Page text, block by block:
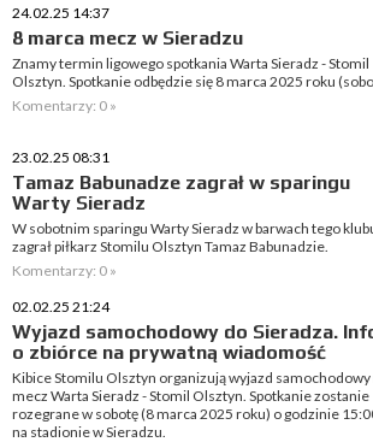
24.02.25 14:37
8 marca mecz w Sieradzu
Znamy termin ligowego spotkania Warta Sieradz - Stomil
Olsztyn. Spotkanie odbędzie się 8 marca 2025 roku
Komentarzy: 0 »
23.02.25 08:31
Tamaz Babunadze zagrał w sparingu
Warty Sieradz
W sobotnim sparingu Warty Sieradz w barwach tego
zagrał piłkarz Stomilu Olsztyn Tamaz Babunadzie.
Komentarzy: 0 »
02.02.25 21:24
Wyjazd samochodowy do Sieradza.
o zbiórce na prywatną wiadomość
Kibice Stomilu Olsztyn organizują wyjazd samochodowy
mecz Warta Sieradz - Stomil Olsztyn. Spotkanie zostanie
rozegrane w sobotę (8 marca 2025 roku) o godzinie
na stadionie w Sieradzu.